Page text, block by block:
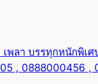
เพลา บรรทุกหนักพิเ
, 0888000456 ,